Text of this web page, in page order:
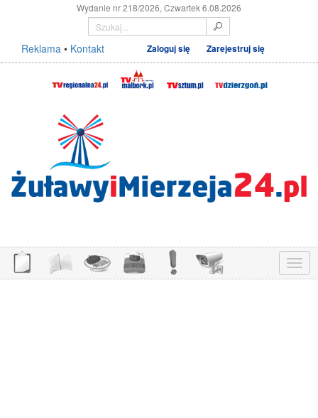
Wydanie nr 218/2026, Czwartek 6.08.2026
Reklama • Kontakt Zaloguj się Zarejestruj się
Menu